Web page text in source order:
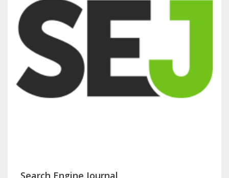
Search Engine Journal